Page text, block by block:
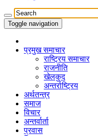
Toggle navigation
प्रमुख समाचार
राष्ट्रिय समाचार
राजनीति
खेलकुद
अन्तर्राष्ट्रिय
अर्थतन्त्र
समाज
विचार
अन्तर्वार्ता
प्रवास